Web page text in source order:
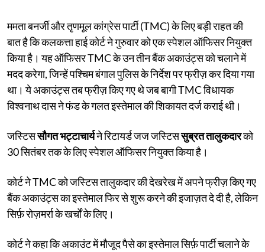
ममता बनर्जी और तृणमूल कांग्रेस पार्टी (TMC) के लिए बड़ी राहत की
बात है कि कलकत्ता हाई कोर्ट ने गुरुवार को एक स्पेशल ऑफिसर नियुक्त
किया है। यह ऑफिसर TMC के उन तीन बैंक अकाउंट्स को चलाने में
मदद करेगा, जिन्हें पश्चिम बंगाल पुलिस के निर्देश पर फ्रीज़ कर दिया गया
था। ये अकाउंट्स तब फ्रीज़ किए गए थे जब बागी TMC विधायक
विश्वनाथ दास ने फंड के गलत इस्तेमाल की शिकायत दर्ज कराई थी।
जस्टिससौगत भट्टाचार्यने रिटायर्ड जज जस्टिससुब्रत तालुकदारको
30 सितंबर तक के लिए स्पेशल ऑफिसर नियुक्त किया है।
कोर्ट ने TMC को जस्टिस तालुकदार की देखरेख में अपने फ्रीज़ किए गए
बैंक अकाउंट्स का इस्तेमाल फिर से शुरू करने की इजाज़त दे दी है, लेकिन
सिर्फ़ रोज़मर्रा के खर्चों के लिए।
कोर्ट ने कहा कि अकाउंट में मौजूद पैसे का इस्तेमाल सिर्फ़ पार्टी चलाने के